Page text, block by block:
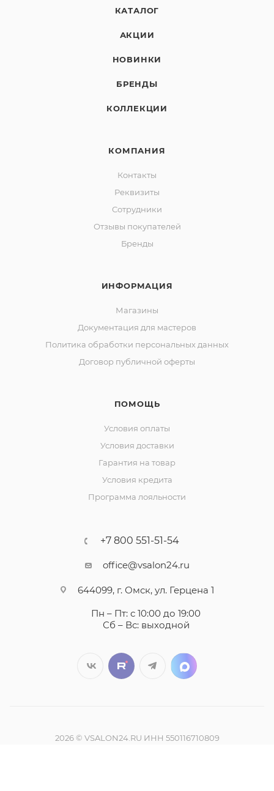
КАТАЛОГ
АКЦИИ
НОВИНКИ
БРЕНДЫ
КОЛЛЕКЦИИ
КОМПАНИЯ
Контакты
Реквизиты
Сотрудники
Отзывы покупателей
Бренды
ИНФОРМАЦИЯ
Магазины
Документация для мастеров
Политика обработки персональных данных
Договор публичной оферты
ПОМОЩЬ
Условия оплаты
Условия доставки
Гарантия на товар
Условия кредита
Программа лояльности
+7 800 551-51-54
office@vsalon24.ru
644099, г. Омск, ул. Герцена 1
Пн – Пт: с 10:00 до 19:00
Сб – Вс: выходной
2026 © VSALON24.RU ИНН 550116710809